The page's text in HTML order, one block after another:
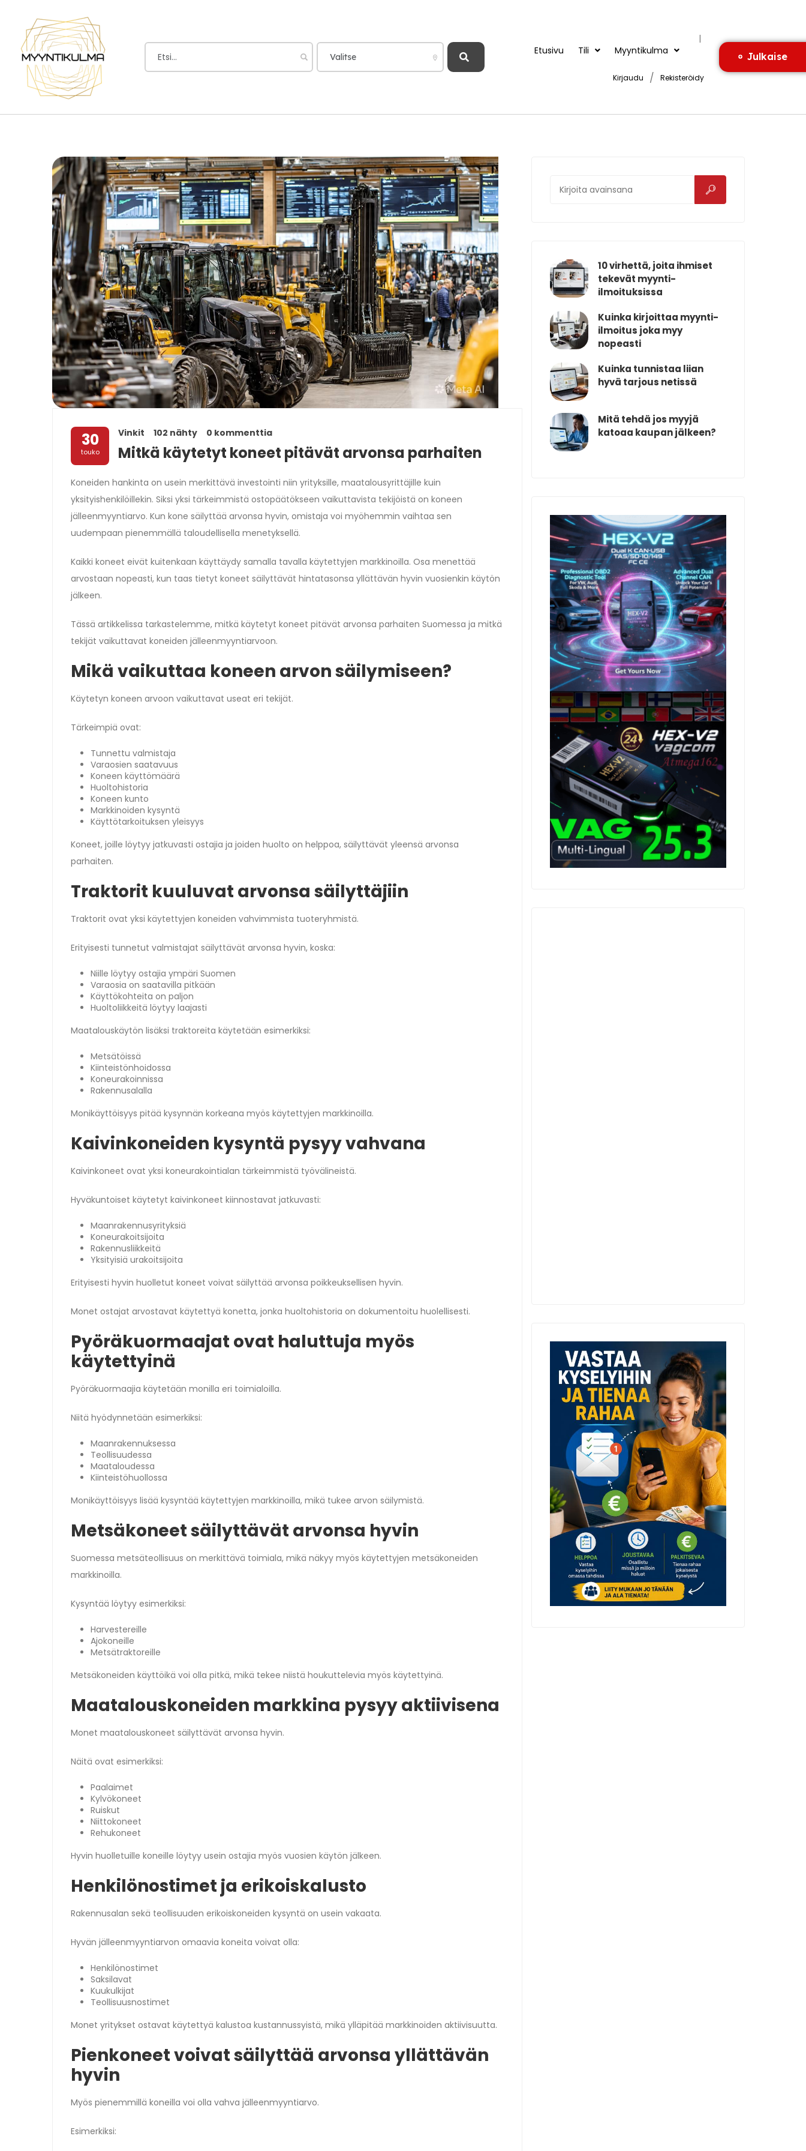
Etusivu Tili Myyntikulma
|
Kirjaudu / Rekisteröidy
Julkaise
30
touko
Vinkit 102 nähty 0 kommenttia
Mitkä käytetyt koneet pitävät arvonsa parhaiten
Koneiden hankinta on usein merkittävä investointi niin yrityksille, maatalousyrittäjille kuin
yksityishenkilöillekin. Siksi yksi tärkeimmistä ostopäätökseen vaikuttavista tekijöistä on koneen
jälleenmyyntiarvo. Kun kone säilyttää arvonsa hyvin, omistaja voi myöhemmin vaihtaa sen
uudempaan pienemmällä taloudellisella menetyksellä.
Kaikki koneet eivät kuitenkaan käyttäydy samalla tavalla käytettyjen markkinoilla. Osa menettää
arvostaan nopeasti, kun taas tietyt koneet säilyttävät hintatasonsa yllättävän hyvin vuosienkin käytön
jälkeen.
Tässä artikkelissa tarkastelemme, mitkä käytetyt koneet pitävät arvonsa parhaiten Suomessa ja mitkä
tekijät vaikuttavat koneiden jälleenmyyntiarvoon.
Mikä vaikuttaa koneen arvon säilymiseen?
Käytetyn koneen arvoon vaikuttavat useat eri tekijät.
Tärkeimpiä ovat:
Tunnettu valmistaja
Varaosien saatavuus
Koneen käyttömäärä
Huoltohistoria
Koneen kunto
Markkinoiden kysyntä
Käyttötarkoituksen yleisyys
Koneet, joille löytyy jatkuvasti ostajia ja joiden huolto on helppoa, säilyttävät yleensä arvonsa
parhaiten.
Traktorit kuuluvat arvonsa säilyttäjiin
Traktorit ovat yksi käytettyjen koneiden vahvimmista tuoteryhmistä.
Erityisesti tunnetut valmistajat säilyttävät arvonsa hyvin, koska:
Niille löytyy ostajia ympäri Suomen
Varaosia on saatavilla pitkään
Käyttökohteita on paljon
Huoltoliikkeitä löytyy laajasti
Maatalouskäytön lisäksi traktoreita käytetään esimerkiksi:
Metsätöissä
Kiinteistönhoidossa
Koneurakoinnissa
Rakennusalalla
Monikäyttöisyys pitää kysynnän korkeana myös käytettyjen markkinoilla.
Kaivinkoneiden kysyntä pysyy vahvana
Kaivinkoneet ovat yksi koneurakointialan tärkeimmistä työvälineistä.
Hyväkuntoiset käytetyt kaivinkoneet kiinnostavat jatkuvasti:
Maanrakennusyrityksiä
Koneurakoitsijoita
Rakennusliikkeitä
Yksityisiä urakoitsijoita
Erityisesti hyvin huolletut koneet voivat säilyttää arvonsa poikkeuksellisen hyvin.
Monet ostajat arvostavat käytettyä konetta, jonka huoltohistoria on dokumentoitu huolellisesti.
Pyöräkuormaajat ovat haluttuja myös
käytettyinä
Pyöräkuormaajia käytetään monilla eri toimialoilla.
Niitä hyödynnetään esimerkiksi:
Maanrakennuksessa
Teollisuudessa
Maataloudessa
Kiinteistöhuollossa
Monikäyttöisyys lisää kysyntää käytettyjen markkinoilla, mikä tukee arvon säilymistä.
Metsäkoneet säilyttävät arvonsa hyvin
Suomessa metsäteollisuus on merkittävä toimiala, mikä näkyy myös käytettyjen metsäkoneiden
markkinoilla.
Kysyntää löytyy esimerkiksi:
Harvestereille
Ajokoneille
Metsätraktoreille
Metsäkoneiden käyttöikä voi olla pitkä, mikä tekee niistä houkuttelevia myös käytettyinä.
Maatalouskoneiden markkina pysyy aktiivisena
Monet maatalouskoneet säilyttävät arvonsa hyvin.
Näitä ovat esimerkiksi:
Paalaimet
Kylvökoneet
Ruiskut
Niittokoneet
Rehukoneet
Hyvin huolletuille koneille löytyy usein ostajia myös vuosien käytön jälkeen.
Henkilönostimet ja erikoiskalusto
Rakennusalan sekä teollisuuden erikoiskoneiden kysyntä on usein vakaata.
Hyvän jälleenmyyntiarvon omaavia koneita voivat olla:
Henkilönostimet
Saksilavat
Kuukulkijat
Teollisuusnostimet
Monet yritykset ostavat käytettyä kalustoa kustannussyistä, mikä ylläpitää markkinoiden aktiivisuutta.
Pienkoneet voivat säilyttää arvonsa yllättävän
hyvin
Myös pienemmillä koneilla voi olla vahva jälleenmyyntiarvo.
Esimerkiksi:
10 virhettä, joita ihmiset
tekevät myynti-
ilmoituksissa
Kuinka kirjoittaa myynti-
ilmoitus joka myy
nopeasti
Kuinka tunnistaa liian
hyvä tarjous netissä
Mitä tehdä jos myyjä
katoaa kaupan jälkeen?